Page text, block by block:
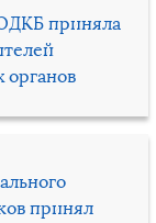
приняла
принял